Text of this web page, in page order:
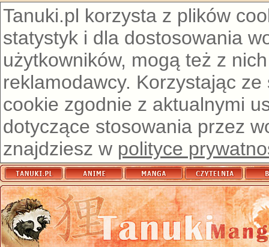
Tanuki.pl korzysta z plików
statystyk i dla dostosowania
użytkowników, mogą też z
reklamodawcy. Korzystając
cookie zgodnie z aktualnymi
dotyczące stosowania przez
znajdziesz w polityce